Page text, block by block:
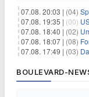
07.08. 20:03 | (04)
07.08. 19:35 | (00)
07.08. 18:40 | (02)
07.08. 18:07 | (08)
07.08. 17:49 | (03)
BOULEVARD-